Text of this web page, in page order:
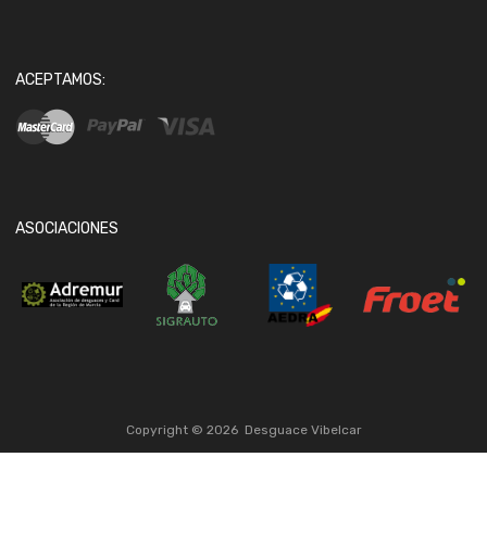
ACEPTAMOS:
ASOCIACIONES
Copyright © 2026 Desguace Vibelcar